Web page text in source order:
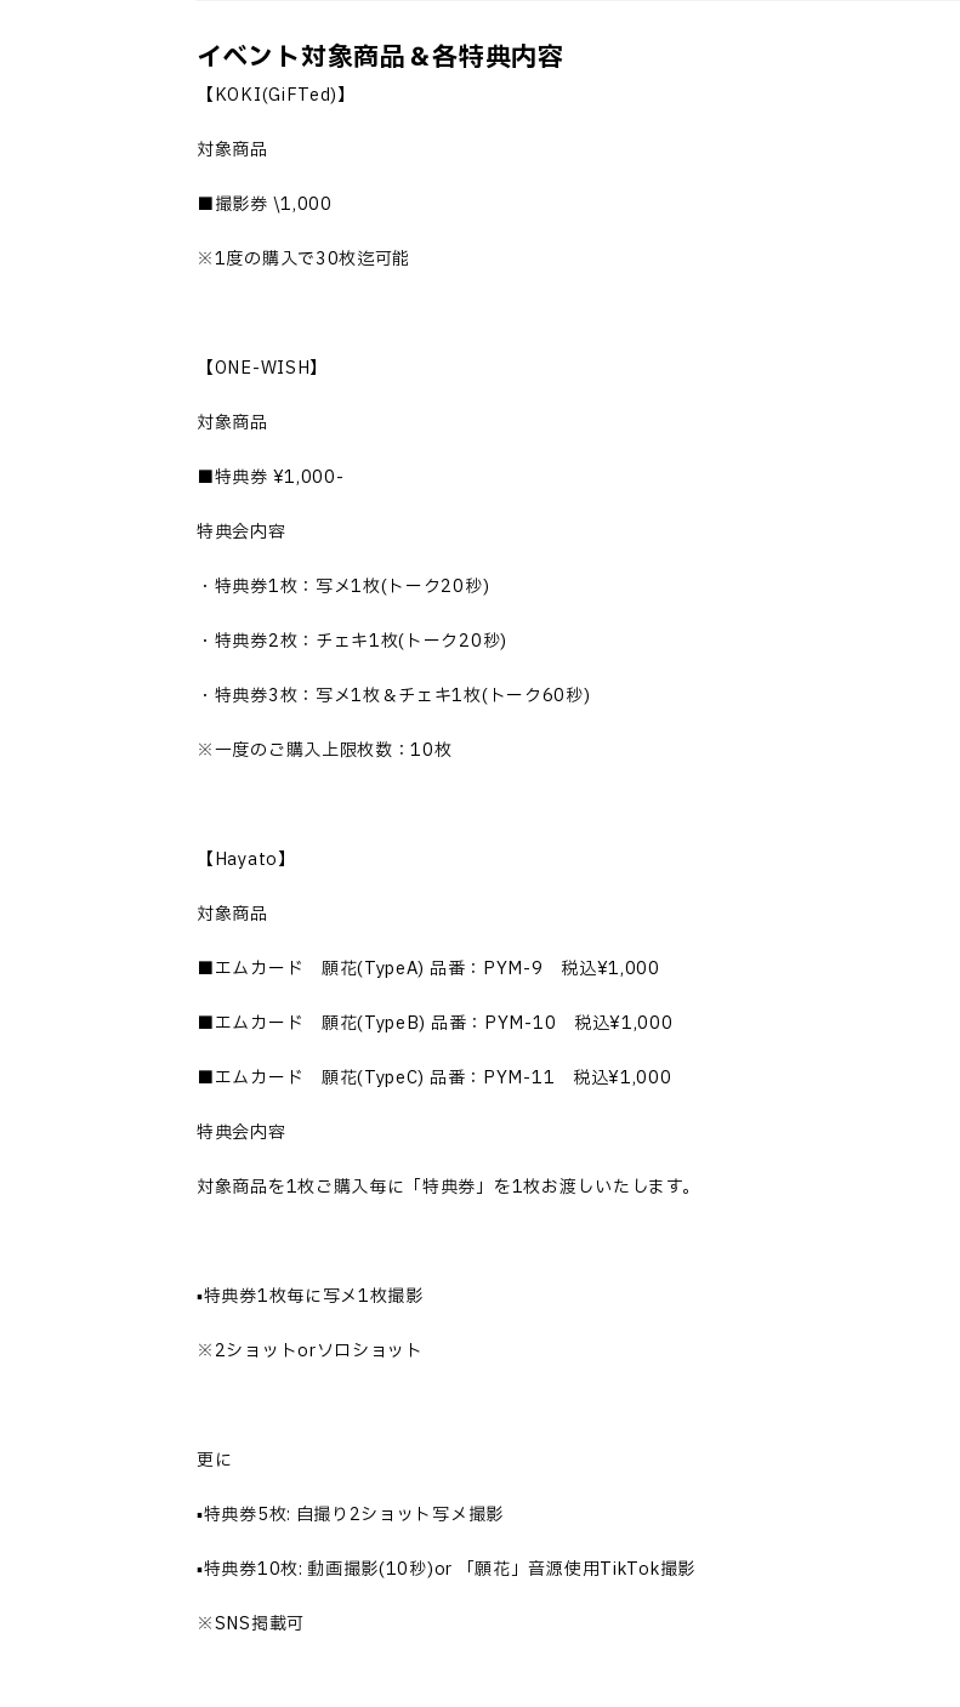
イベント対象商品＆各特典内容
【KOKI(GiFTed)】
対象商品
■撮影券 \1,000
※1度の購入で30枚迄可能
【ONE-WISH】
対象商品
■特典券 ¥1,000-
特典会内容
・特典券1枚：写メ1枚(トーク20秒)
・特典券2枚：チェキ1枚(トーク20秒)
・特典券3枚：写メ1枚＆チェキ1枚(トーク60秒)
※一度のご購入上限枚数：10枚
【Hayato】
対象商品
■エムカード 願花(TypeA) 品番：PYM-9 税込¥1,000
■エムカード 願花(TypeB) 品番：PYM-10 税込¥1,000
■エムカード 願花(TypeC) 品番：PYM-11 税込¥1,000
特典会内容
対象商品を1枚ご購入毎に「特典券」を1枚お渡しいたします。
▪️特典券1枚毎に写メ1枚撮影
※2ショットorソロショット
更に
▪️特典券5枚: 自撮り2ショット写メ撮影
▪️特典券10枚: 動画撮影(10秒)or 「願花」音源使用TikTok撮影
※SNS掲載可